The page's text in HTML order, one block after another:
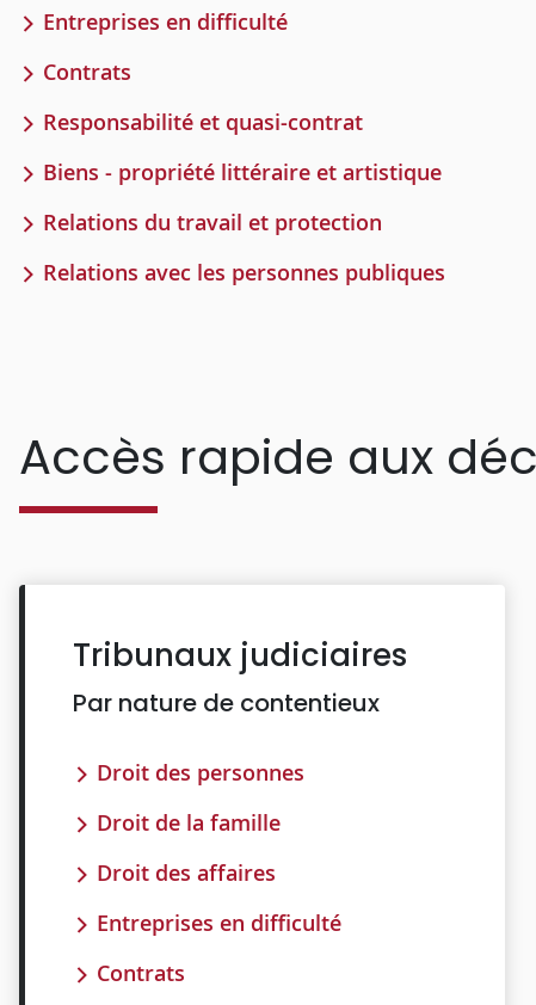
Entreprises en difficulté
Contrats
Responsabilité et quasi-contrat
Biens - propriété littéraire et artistique
Relations du travail et protection
Relations avec les personnes publiques
Accès rapide aux
Tribunaux judiciaires
Par nature de contentieux
Droit des personnes
Droit de la famille
Droit des affaires
Entreprises en difficulté
Contrats